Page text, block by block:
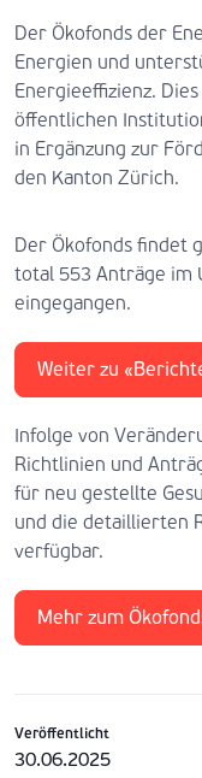
Der Ökofonds der
Energien und
Energieeffizienz.
öffentlichen
in Ergänzung zur
den Kanton Zürich.
Der Ökofonds findet
total 553 Anträge im
eingegangen.
Weiter zu
Infolge von
Richtlinien und
für neu gestellte
und die detaillierten
verfügbar.
Mehr zum
Veröffentlicht
30.06.2025